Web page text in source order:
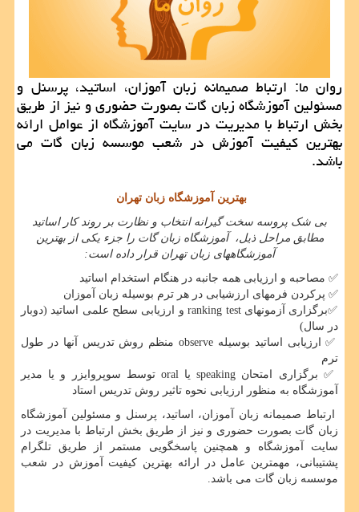
روان ما: ارتباط صمیمانه زبان آموزان، اساتید، پرسنل و
مسئولین آموزشگاه زبان گات بصورت حضوری و نیز از طریق
بخش ارتباط با مدیریت در سایت آموزشگاه از عوامل ارائه
بهترین كیفیت آموزش در شعب موسسه زبان گات می
باشد.
بهترین آموزشگاه زبان تهران
بی شک پروسه سخت گیرانه انتخاب و نظارت بر روند کار اساتید
مطابق مراحل ذیل، آموزشگاه زبان گات را جزء یکی از بهترین
آموزشگاههای زبان تهران قرار داده است:
✅ مصاحبه و ارزیابی همه جانبه در هنگام استخدام اساتید
✅ پرکردن فرمهای ارزشیابی در هر ترم بوسیله زبان آموزان
✅برگزاری آزمونهایranking testو ارزیابی سطح علمی اساتید (دوبار
در سال)
✅ارزیابی اساتید بوسیله observe منظم روش تدریس آنها در طول
ترم
✅ برگزاری امتحان speaking یا oralتوسط سوپروایزر و یا مدیر
آموزشگاه به منظور ارزیابی نحوه تاثیر روش تدریس استاد
ارتباط صمیمانه زبان آموزان، اساتید، پرسنل و مسئولین آموزشگاه
زبان گات بصورت حضوری و نیز از طریق بخش ارتباط با مدیریت در
سایت آموزشگاه و همچنین پاسخگویی مستمر از طریق تلگرام
پشتیبانی، مهمترین عامل در ارائه بهترین کیفیت آموزش در شعب
موسسه زبان گات می باشد.